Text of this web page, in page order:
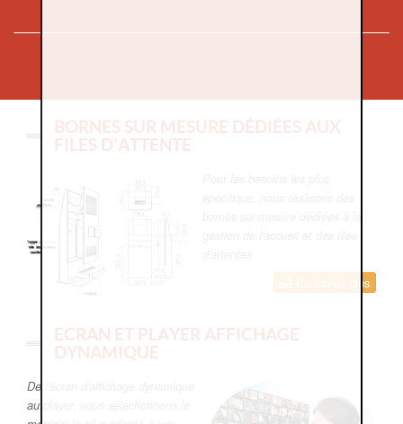
BORNES SUR MESURE DÉDIÉES AUX
FILES D'ATTENTE
En savoir plus
ECRAN ET PLAYER AFFICHAGE
DYNAMIQUE
De l'écran d'affichage dynamique
au player, nous sélectionnons le